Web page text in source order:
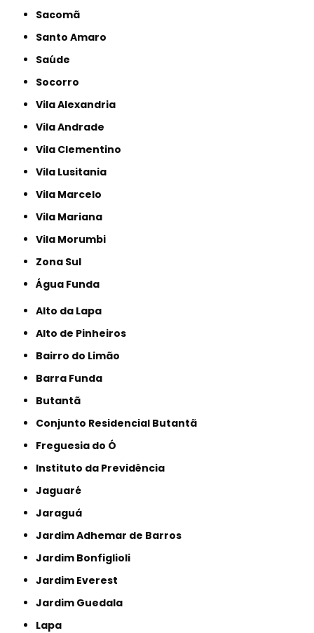
Sacomã
Santo Amaro
Saúde
Socorro
Vila Alexandria
Vila Andrade
Vila Clementino
Vila Lusitania
Vila Marcelo
Vila Mariana
Vila Morumbi
Zona Sul
Água Funda
Alto da Lapa
Alto de Pinheiros
Bairro do Limão
Barra Funda
Butantã
Conjunto Residencial Butantã
Freguesia do Ó
Instituto da Previdência
Jaguaré
Jaraguá
Jardim Adhemar de Barros
Jardim Bonfiglioli
Jardim Everest
Jardim Guedala
Lapa